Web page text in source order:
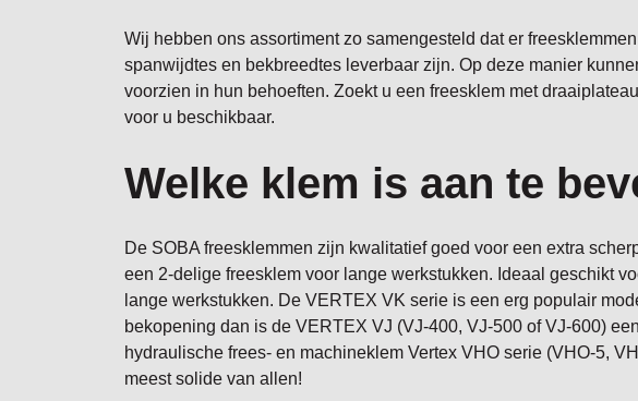
Wij hebben ons assortiment zo samengesteld dat er
spanwijdtes en bekbreedtes leverbaar zijn. Op deze manier
voorzien in hun behoeften. Zoekt u een freesklem met
voor u beschikbaar.
Welke klem is aan te
De SOBA freesklemmen zijn kwalitatief goed voor een extra
een 2-delige freesklem voor lange werkstukken. Ideaal geschikt
lange werkstukken. De VERTEX VK serie is een erg populair
bekopening dan is de VERTEX VJ (VJ-400, VJ-500 of VJ-600)
hydraulische frees- en machineklem Vertex VHO serie (VHO-5,
meest solide van allen!